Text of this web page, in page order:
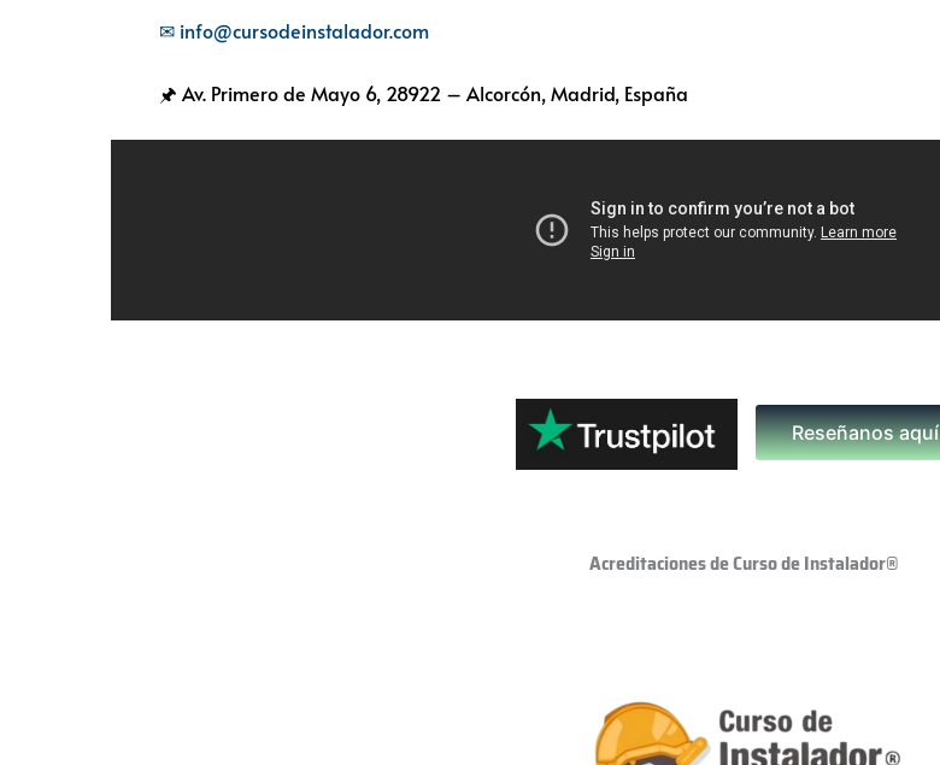
✉ info@cursodeinstalador.com
🖈 Av. Primero de Mayo 6, 28922 – Alcorcón, Madrid, España
Reseñanos aquí
Acreditaciones de Curso de Instalador®